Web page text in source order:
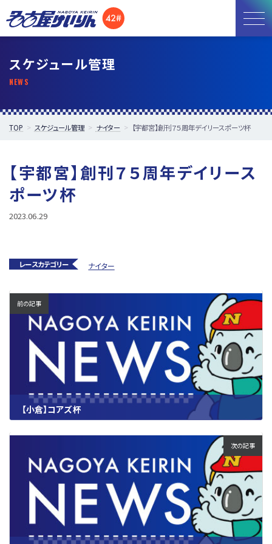
開催日程
施設紹介
所属選手
スケジュール管理
TOP スケジュール管理 ナイター 【宇都宮】創刊７５周年デイリースポーツ杯
【宇都宮】創刊７５周年デイリース
ポーツ杯
2023.06.29
レースカテゴリー ナイター
前の記事
【小倉】コアズ杯
2023.06.29
次の記事